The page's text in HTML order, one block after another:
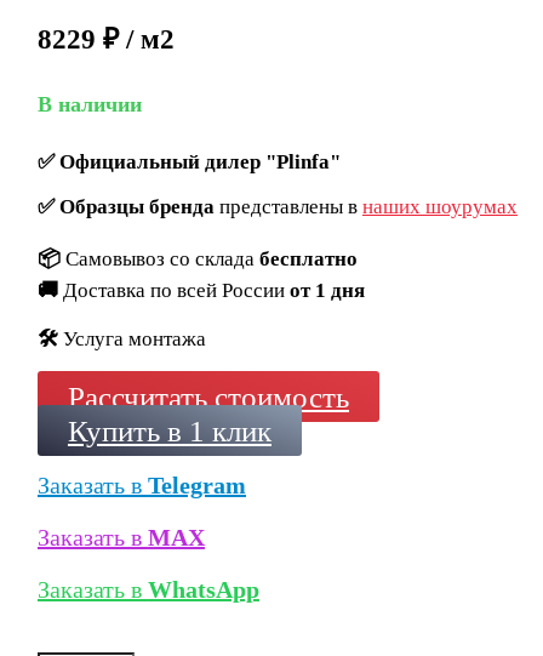
8229 ₽ / м2
В наличии
✅Официальный дилер "Plinfa"
✅Образцы брендапредставлены в наших шоурумах
📦 Самовывоз со склада бесплатно
🚚 Доставка по всей России от 1 дня
🛠️ Услуга монтажа
Рассчитать стоимость
Купить в 1 клик
Заказать в Telegram
Заказать в MAX
Заказать в WhatsApp